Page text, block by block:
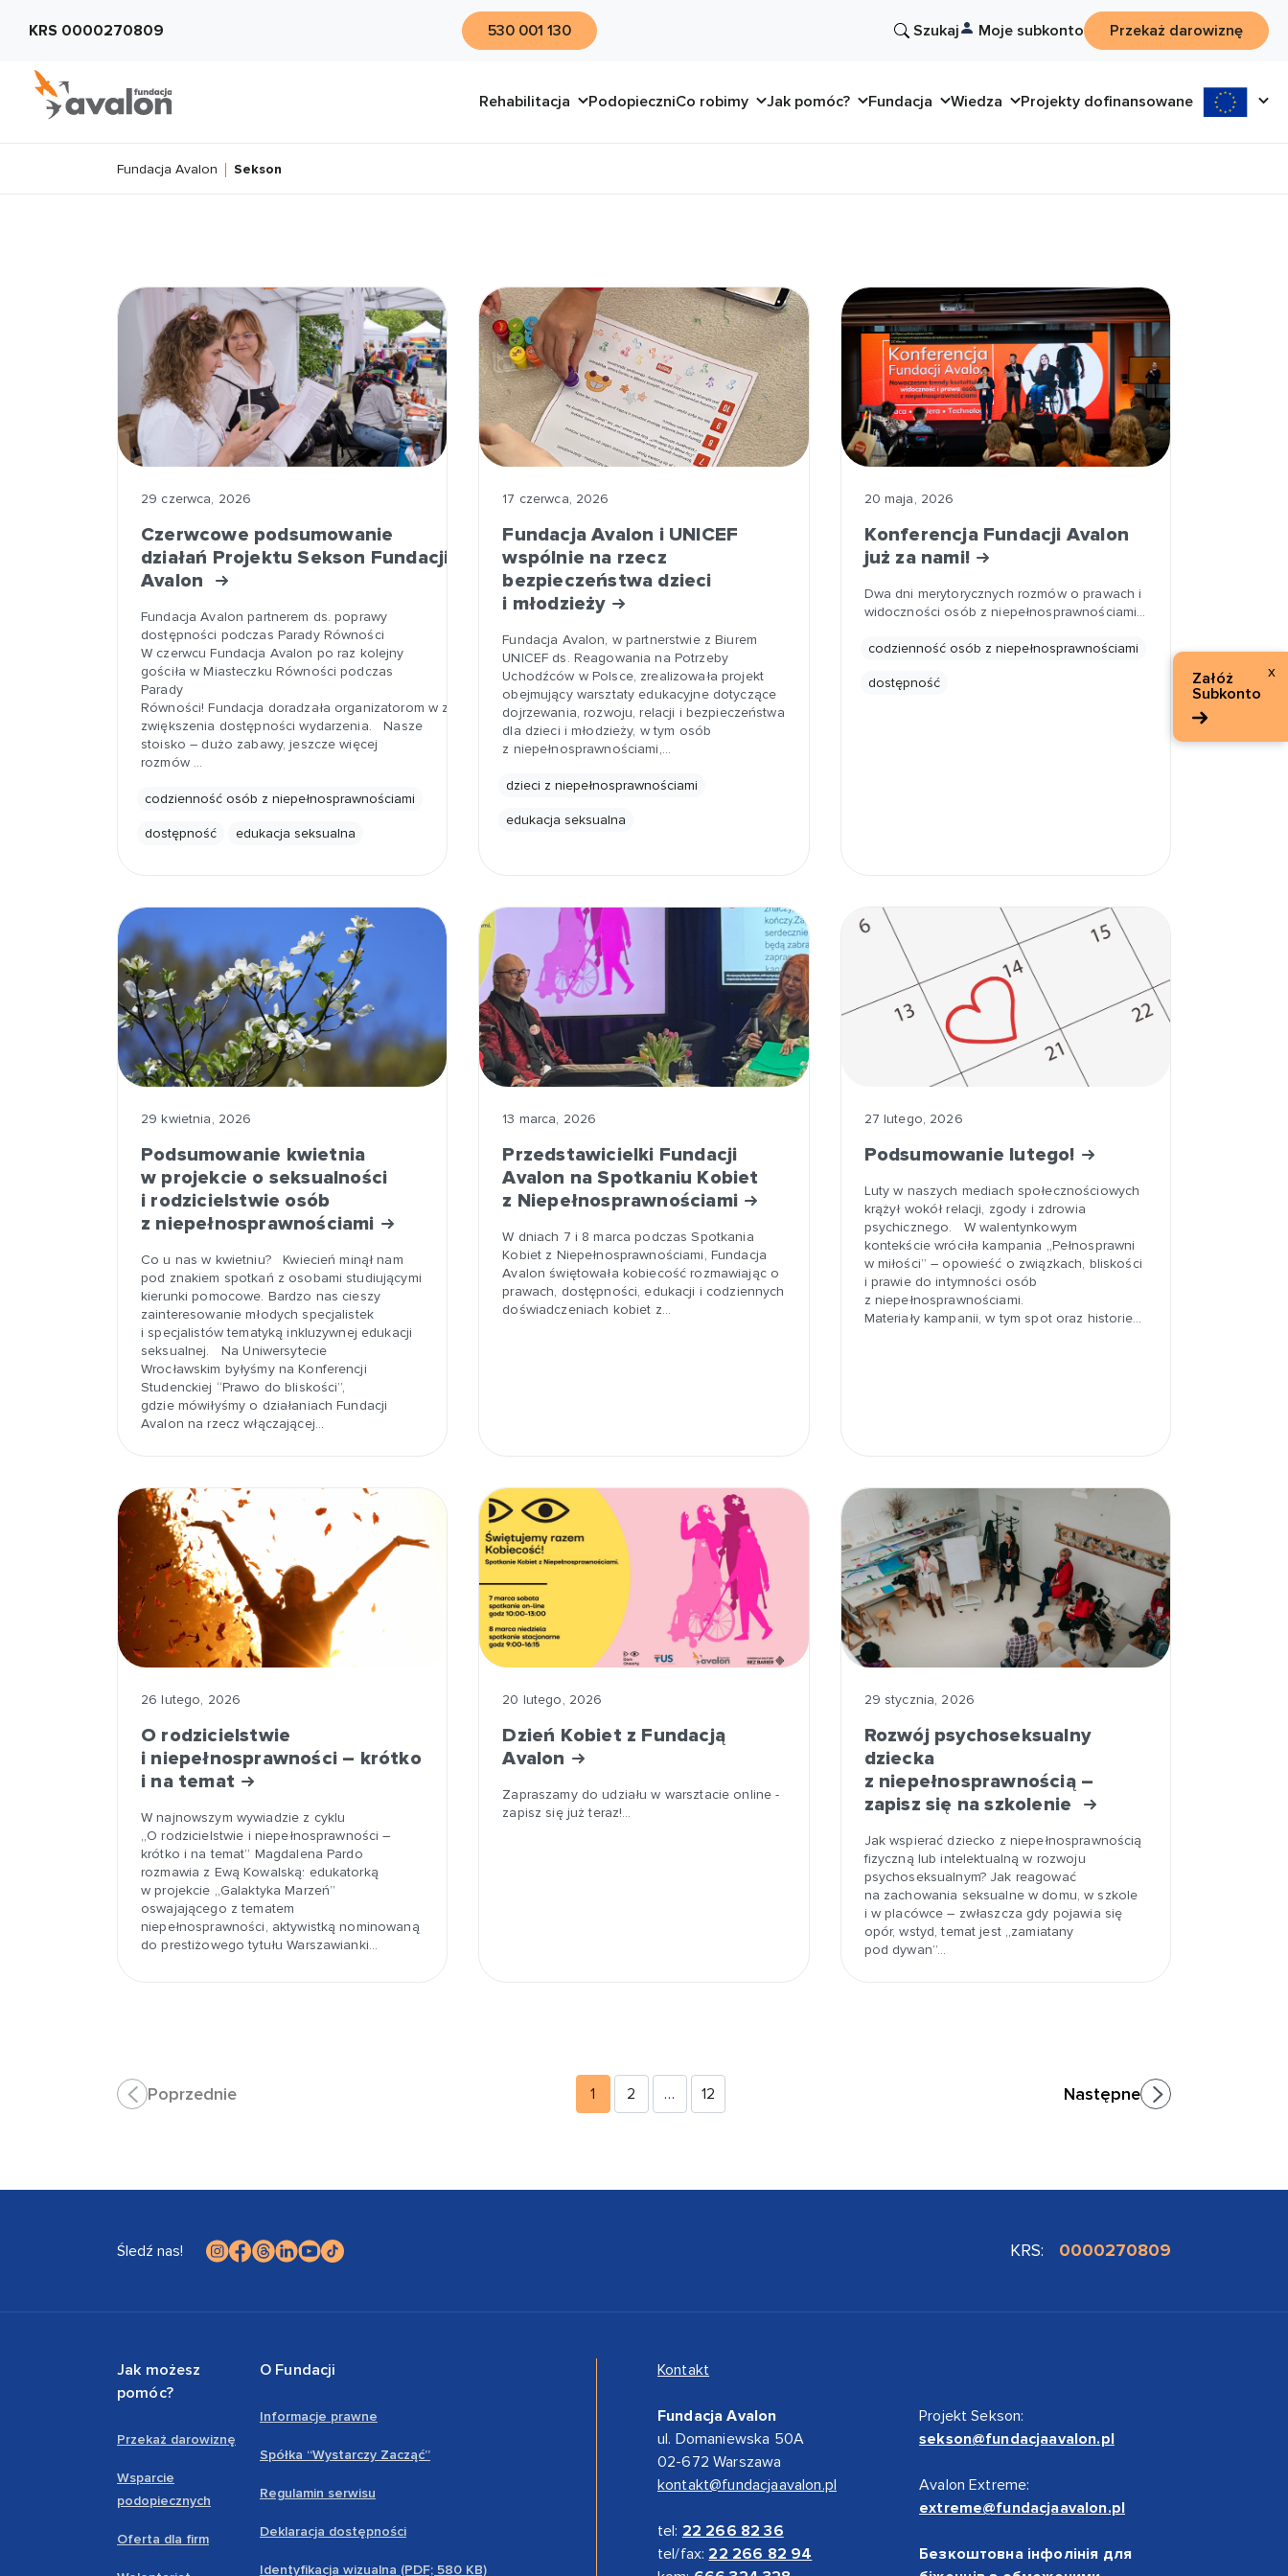
Załóż
Subkonto
x
KRS 0000270809 530 001 130 Szukaj Moje subkonto Przekaż darowiznę
Rehabilitacja PodopieczniCo robimy Jak pomóc? Fundacja Wiedza Projekty dofinansowane
Fundacja Avalon Sekson
29 czerwca, 2026
Czerwcowe podsumowanie
działań Projektu Sekson Fundacji
Avalon
Fundacja Avalon partnerem ds. poprawy
dostępności podczas Parady Równości
W czerwcu Fundacja Avalon po raz kolejny
gościła w Miasteczku Równości podczas
Parady
Równości! Fundacja doradzała organizatorom w zakresie
zwiększenia dostępności wydarzenia. Nasze
stoisko – dużo zabawy, jeszcze więcej
rozmów …
codzienność osób z niepełnosprawnościami
dostępność edukacja seksualna
17 czerwca, 2026
Fundacja Avalon i UNICEF
wspólnie na rzecz
bezpieczeństwa dzieci
i młodzieży
Fundacja Avalon, w partnerstwie z Biurem
UNICEF ds. Reagowania na Potrzeby
Uchodźców w Polsce, zrealizowała projekt
obejmujący warsztaty edukacyjne dotyczące
dojrzewania, rozwoju, relacji i bezpieczeństwa
dla dzieci i młodzieży, w tym osób
z niepełnosprawnościami,…
dzieci z niepełnosprawnościami
edukacja seksualna
20 maja, 2026
Konferencja Fundacji Avalon
już za nami!
Dwa dni merytorycznych rozmów o prawach i
widoczności osób z niepełnosprawnościami…
codzienność osób z niepełnosprawnościami
dostępność
29 kwietnia, 2026
Podsumowanie kwietnia
w projekcie o seksualności
i rodzicielstwie osób
z niepełnosprawnościami
Co u nas w kwietniu? Kwiecień minął nam
pod znakiem spotkań z osobami studiującymi
kierunki pomocowe. Bardzo nas cieszy
zainteresowanie młodych specjalistek
i specjalistów tematyką inkluzywnej edukacji
seksualnej. Na Uniwersytecie
Wrocławskim byłyśmy na Konferencji
Studenckiej “Prawo do bliskości”,
gdzie mówiłyśmy o działaniach Fundacji
Avalon na rzecz włączającej…
13 marca, 2026
Przedstawicielki Fundacji
Avalon na Spotkaniu Kobiet
z Niepełnosprawnościami
W dniach 7 i 8 marca podczas Spotkania
Kobiet z Niepełnosprawnościami, Fundacja
Avalon świętowała kobiecość rozmawiając o
prawach, dostępności, edukacji i codziennych
doświadczeniach kobiet z…
27 lutego, 2026
Podsumowanie lutego!
Luty w naszych mediach społecznościowych
krążył wokół relacji, zgody i zdrowia
psychicznego. W walentynkowym
kontekście wróciła kampania „Pełnosprawni
w miłości” – opowieść o związkach, bliskości
i prawie do intymności osób
z niepełnosprawnościami.
Materiały kampanii, w tym spot oraz historie…
26 lutego, 2026
O rodzicielstwie
i niepełnosprawności – krótko
i na temat
W najnowszym wywiadzie z cyklu
„O rodzicielstwie i niepełnosprawności –
krótko i na temat” Magdalena Pardo
rozmawia z Ewą Kowalską: edukatorką
w projekcie „Galaktyka Marzeń”
oswajającego z tematem
niepełnosprawności, aktywistką nominowaną
do prestiżowego tytułu Warszawianki…
20 lutego, 2026
Dzień Kobiet z Fundacją
Avalon
Zapraszamy do udziału w warsztacie online -
zapisz się już teraz!…
29 stycznia, 2026
Rozwój psychoseksualny
dziecka
z niepełnosprawnością –
zapisz się na szkolenie
Jak wspierać dziecko z niepełnosprawnością
fizyczną lub intelektualną w rozwoju
psychoseksualnym? Jak reagować
na zachowania seksualne w domu, w szkole
i w placówce – zwłaszcza gdy pojawia się
opór, wstyd, temat jest „zamiatany
pod dywan”…
Poprzednie 1 2 … 12 Następne
KRS: 0000270809
Śledź nas!
Jak możesz
pomóc?
Przekaż darowiznę
Wsparcie
podopiecznych
Oferta dla firm
O Fundacji
Informacje prawne
Spółka “Wystarczy Zacząć”
Regulamin serwisu
Deklaracja dostępności
Identyfikacja wizualna (PDF; 580 KB)
Kontakt
Fundacja Avalon
ul. Domaniewska 50A
02-672 Warszawa
kontakt@fundacjaavalon.pl
tel: 22 266 82 36
tel/fax: 22 266 82 94
Projekt Sekson:
sekson@fundacjaavalon.pl
Avalon Extreme:
extreme@fundacjaavalon.pl
Безкоштовна інфолінія для